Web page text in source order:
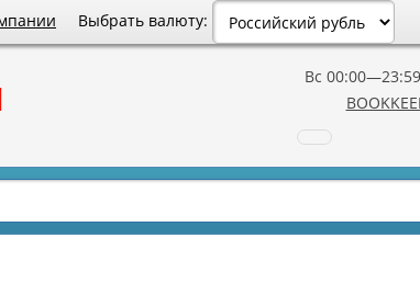
Выбрать валюту:
Вс 00:00—23:59